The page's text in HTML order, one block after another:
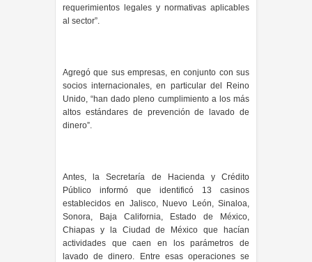
requerimientos legales y normativas aplicables
al sector”.
Agregó que sus empresas, en conjunto con sus
socios internacionales, en particular del Reino
Unido, “han dado pleno cumplimiento a los más
altos estándares de prevención de lavado de
dinero”.
Antes, la Secretaría de Hacienda y Crédito
Público informó que identificó 13 casinos
establecidos en Jalisco, Nuevo León, Sinaloa,
Sonora, Baja California, Estado de México,
Chiapas y la Ciudad de México que hacían
actividades que caen en los parámetros de
lavado de dinero. Entre esas operaciones se